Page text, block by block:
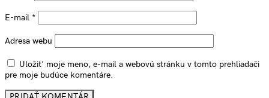
E-mail *
Adresa webu
Uložiť moje meno, e-mail a webovú stránku v tomto prehliadači
pre moje budúce komentáre.